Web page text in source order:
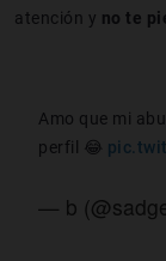
atención y no te
Amo que mi
perfil 😂
— b